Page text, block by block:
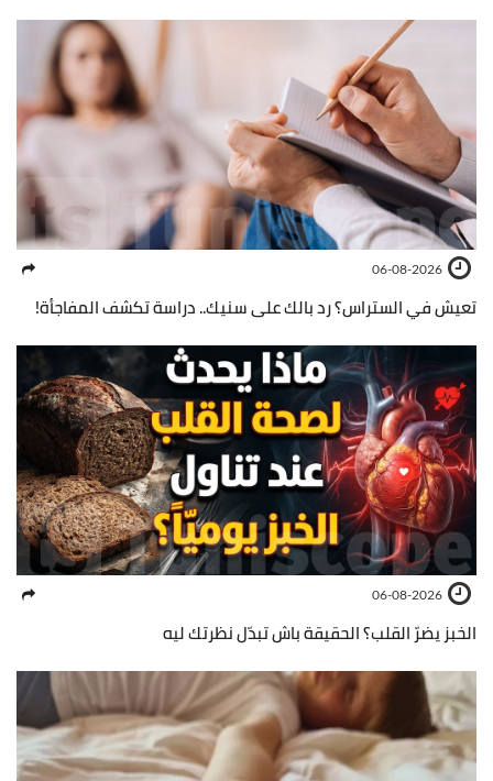
06-08-2026
تعيش في الستراس؟ رد بالك على سنيك.. دراسة تكشف المفاجأة!
06-08-2026
الخبز يضرّ القلب؟ الحقيقة باش تبدّل نظرتك ليه